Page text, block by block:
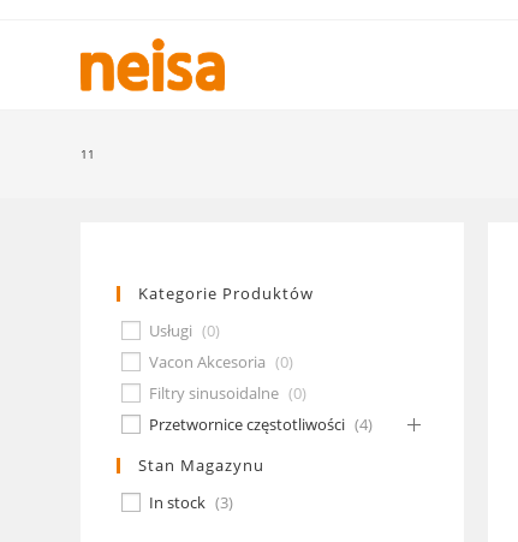
11
Kategorie Produktów
Usługi (0)
Vacon Akcesoria (0)
Filtry sinusoidalne (0)
Przetwornice częstotliwości (4)
Stan Magazynu
In stock (3)